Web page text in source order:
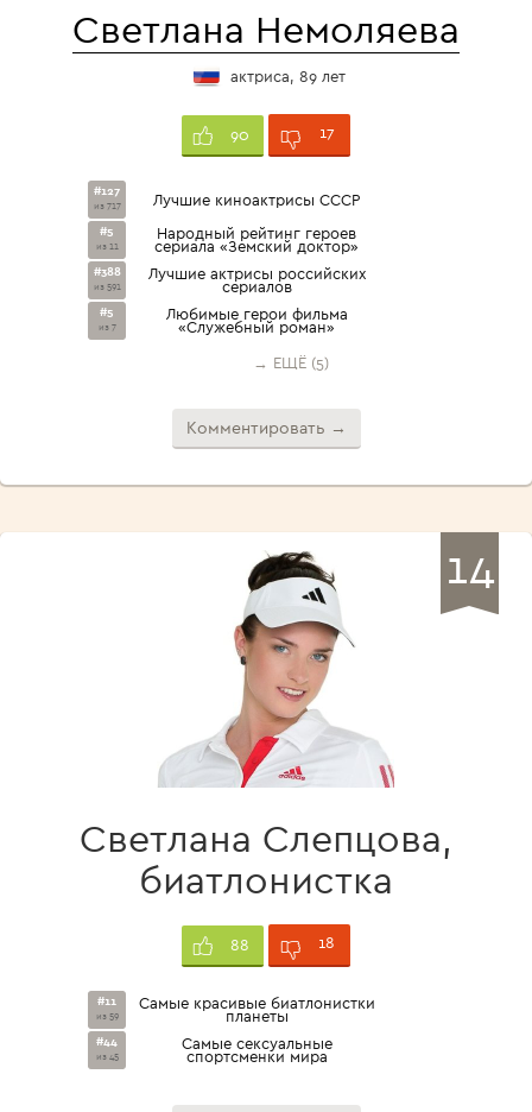
Светлана Немоляева
актриса, 89 лет
90 17
#127
из 717 Лучшие киноактрисы СССР
#5
из 11
Народный рейтинг героев
сериала «Земский доктор»
#388
из 591
Лучшие актрисы российских
сериалов
#5
из 7
Любимые герои фильма
«Служебный роман»
→ ЕЩЁ (5)
Комментировать →
14
Светлана Слепцова,
биатлонистка
88 18
#11
из 59
Самые красивые биатлонистки
планеты
#44
из 45
Самые сексуальные
спортсменки мира